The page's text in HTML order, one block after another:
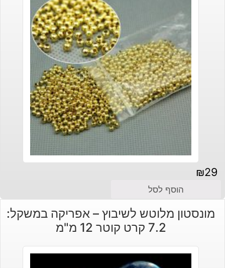
₪29
הוסף לסל
מונסטון מלוטש לשיבוץ – אפריקה במשקל:
7.2 קרט קוטר 12 מ"מ